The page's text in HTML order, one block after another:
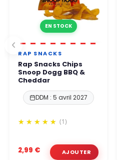
EN STOCK
RAP SNACKS
Rap Snacks Chips
Snoop Dogg BBQ &
Cheddar
DDM : 5 avril 2027
(1)
2,99 €